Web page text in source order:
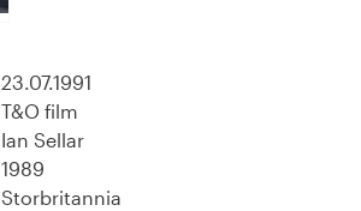
23.07.1991
T&O film
Ian Sellar
1989
Storbritannia